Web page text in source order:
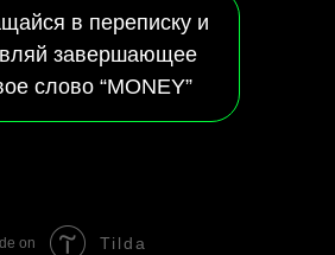
в переписку и
завершающее
слово “MONEY”
on Tilda